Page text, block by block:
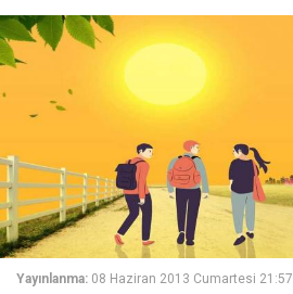
Yayınlanma: 08 Haziran 2013 Cumartesi 21:57